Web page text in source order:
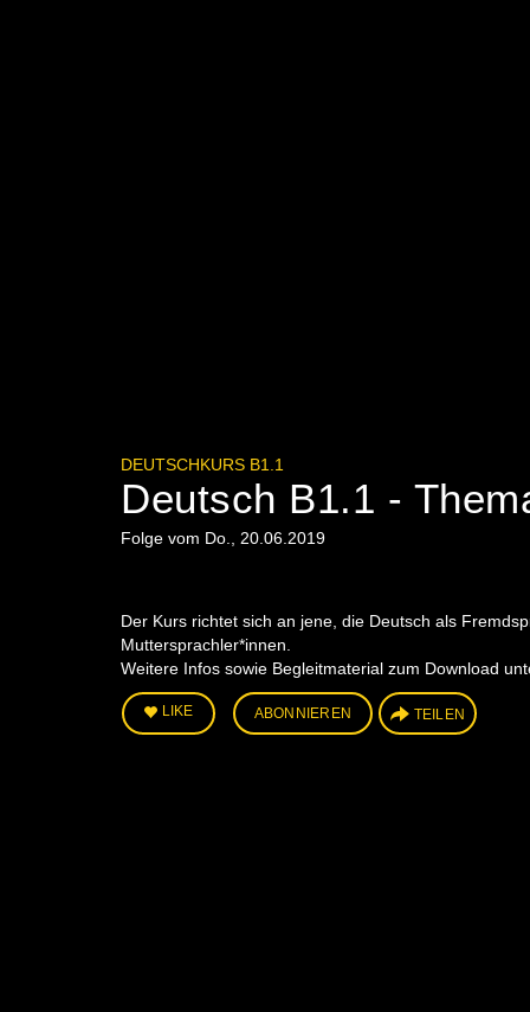
DEUTSCHKURS B1.1
Deutsch B1.1 -
Folge vom Do., 20.06.2019
Der Kurs richtet sich an jene, die Deutsch als
Muttersprachler*innen.
Weitere Infos sowie Begleitmaterial zum Download
LIKE ABONNIEREN TEILEN